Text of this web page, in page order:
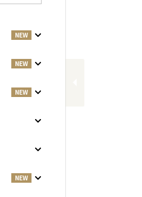
検
NEW
る
NEW
ー・鍋しき
NEW
る
NEW
NEW
NEW
る NEW